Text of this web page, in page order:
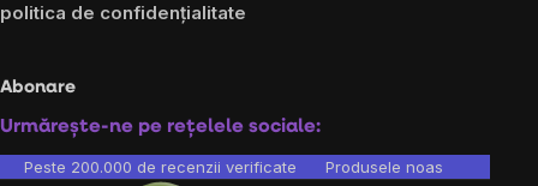
politica de confidențialitate
Abonare
Urmărește-ne pe rețelele sociale:
Peste 200.000 de recenzii verificate Produsele noastre sunt